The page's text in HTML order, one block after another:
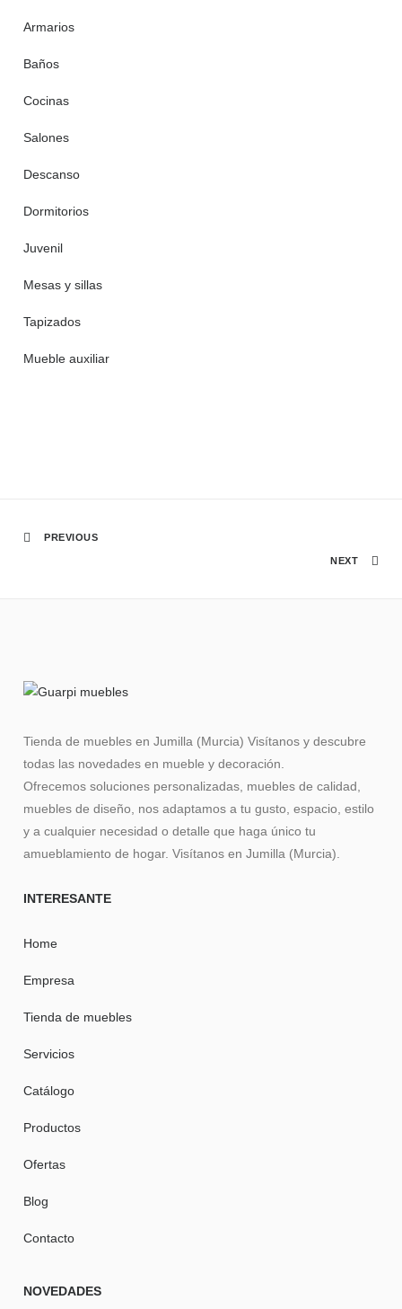
Armarios
Baños
Cocinas
Salones
Descanso
Dormitorios
Juvenil
Mesas y sillas
Tapizados
Mueble auxiliar
PREVIOUS
NEXT
Tienda de muebles en Jumilla (Murcia) Visítanos y descubre
todas las novedades en mueble y decoración.
Ofrecemos soluciones personalizadas, muebles de calidad,
muebles de diseño, nos adaptamos a tu gusto, espacio, estilo
y a cualquier necesidad o detalle que haga único tu
amueblamiento de hogar. Visítanos en Jumilla (Murcia).
INTERESANTE
Home
Empresa
Tienda de muebles
Servicios
Catálogo
Productos
Ofertas
Blog
Contacto
NOVEDADES